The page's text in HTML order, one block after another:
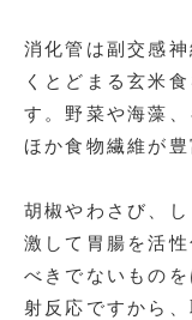
消化管は副交感
くとどまる玄米
す。野菜や海藻
ほか食物繊維が
胡椒やわさび、
激して胃腸を活
べきでないもの
射反応ですから